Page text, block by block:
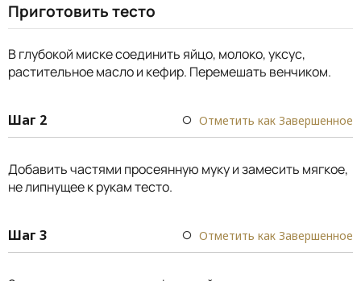
Приготовить тесто
В глубокой миске соединить яйцо, молоко, уксус,
растительное масло и кефир. Перемешать венчиком.
Шаг 2 Отметить как Завершенное
Добавить частями просеянную муку и замесить мягкое,
не липнущее к рукам тесто.
Шаг 3 Отметить как Завершенное